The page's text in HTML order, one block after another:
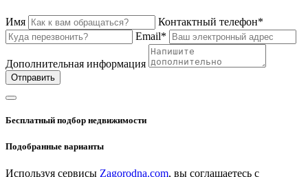
Имя
Контактный телефон*
Email*
Дополнительная информация
Отправить
Бесплатный подбор недвижимости
Подобранные варианты
Используя сервисы Zagorodna.com, вы соглашаетесь с